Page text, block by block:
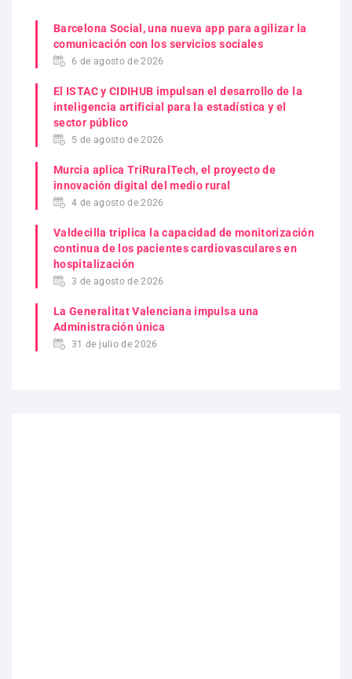
Barcelona Social, una nueva app para agilizar la
comunicación con los servicios sociales
6 de agosto de 2026
El ISTAC y CIDIHUB impulsan el desarrollo de la
inteligencia artificial para la estadística y el
sector público
5 de agosto de 2026
Murcia aplica TriRuralTech, el proyecto de
innovación digital del medio rural
4 de agosto de 2026
Valdecilla triplica la capacidad de monitorización
continua de los pacientes cardiovasculares en
hospitalización
3 de agosto de 2026
La Generalitat Valenciana impulsa una
Administración única
31 de julio de 2026